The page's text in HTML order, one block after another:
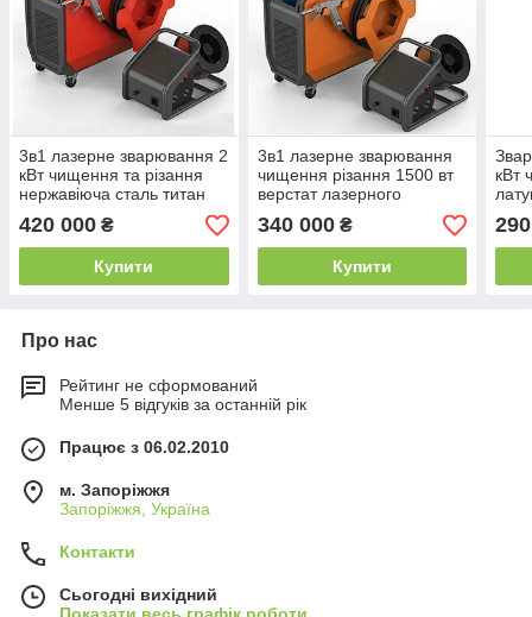
3в1 лазерне зварювання 2
кВт чищення та різання
нержавіюча сталь титан
латунь 2000 вт
420 000 ₴
Купити
3в1 лазерне зварювання
чищення різання 1500 вт
верстат лазерного
зварювання на 1,5 кВт
340 000₴
Купити
кВт
вт
Про нас
Рейтинг не сформований
Менше 5 відгуків за останній рік
Працює з 06.02.2010
м. Запоріжжя
Запоріжжя, Україна
Контакти
Сьогодні вихідний